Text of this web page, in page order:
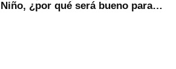
Niño, ¿por qué será bueno para